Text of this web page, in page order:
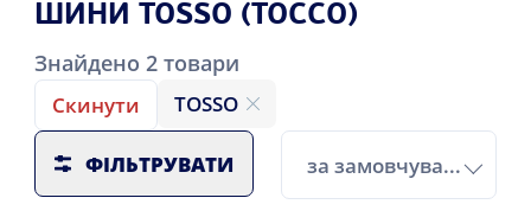
ШИНИ TOSSO (ТОССО)
Знайдено 2товари
Скинути TOSSO
ФІЛЬТРУВАТИ за замовчуванням